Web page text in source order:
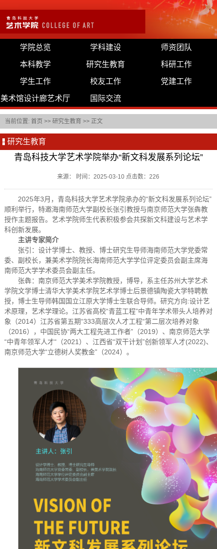
学院总览 学科建设 师资团队
本科教学 研究生教育 科研工作
学生工作 校友工作 党建工作
美术馆设计廊艺术厅 国际交流
当前位置: 首页 >> 研究生教育 >> 正文
研究生教育
青岛科技大学艺术学院举办“新文科发展系列论坛”
来源： 时间：2025-03-10 点击数：226
2025年3月，青岛科技大学艺术学院承办的“新文科发展系列论坛”
顺利举行，特邀海南师范大学副校长张引教授与南京师范大学张犇教
授作主题报告。艺术学院师生代表积极参会共探新文科建设与艺术学
科创新发展。
主讲专家简介
张引：设计学博士、教授、博士研究生导师海南师范大学党委常
委、副校长，兼美术学院院长海南师范大学学位评定委员会副主席海
南师范大学学术委员会副主任。
张犇：南京师范大学美术学院教授，博导，系主任苏州大学艺术
学院文学博士清华大学美术学院艺术学博士后景德镇陶瓷大学特聘教
授，博士生导师韩国国立江原大学博士生联合导师。研究方向:设计艺
术原理，艺术学理论。江苏省高校“青蓝工程”中青年学术带头人培养对
象（2014）江苏省第五期“333高层次人才工程“第二层次培养对象
（2016），中国民协“两大工程先进工作者”（2019）、南京师范大学
“中青年领军人才“（2021）、江西省“双干计划”创新领军人才(2022)、
南京师范大学“立德树人奖教金”（2024）。